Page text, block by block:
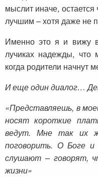
мыслит иначе,
лучшим – хотя даже не
Именно это я и вижу
лучиках надежды, что
когда родители начнут
И еще один диалог…
«Представляешь, в
носят короткие
ведут. Мне так их
поговорить. О Боге
слушают – говорят,
жизни»